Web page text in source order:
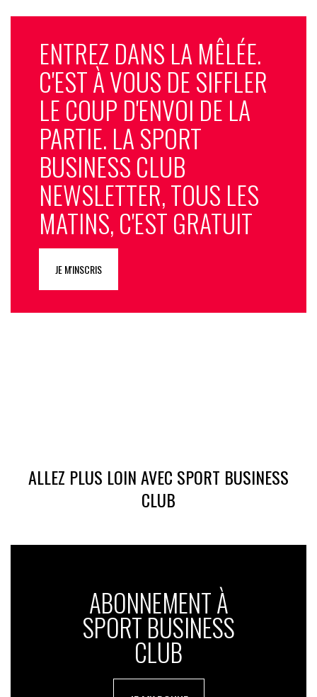
ENTREZ DANS LA MÊLÉE.
C'EST À VOUS DE SIFFLER
LE COUP D'ENVOI DE LA
PARTIE. LA SPORT
BUSINESS CLUB
NEWSLETTER, TOUS LES
MATINS, C'EST GRATUIT
JE M'INSCRIS
ALLEZ PLUS LOIN AVEC SPORT BUSINESS
CLUB
ABONNEMENT À
SPORT BUSINESS
CLUB